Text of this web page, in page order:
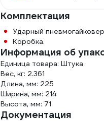
Комплектация
Ударный
Коробка.
Информация об
Единица товара: Штука
Вес, кг: 2.361
Длина, мм: 225
Ширина, мм: 214
Высота, мм: 71
Документация